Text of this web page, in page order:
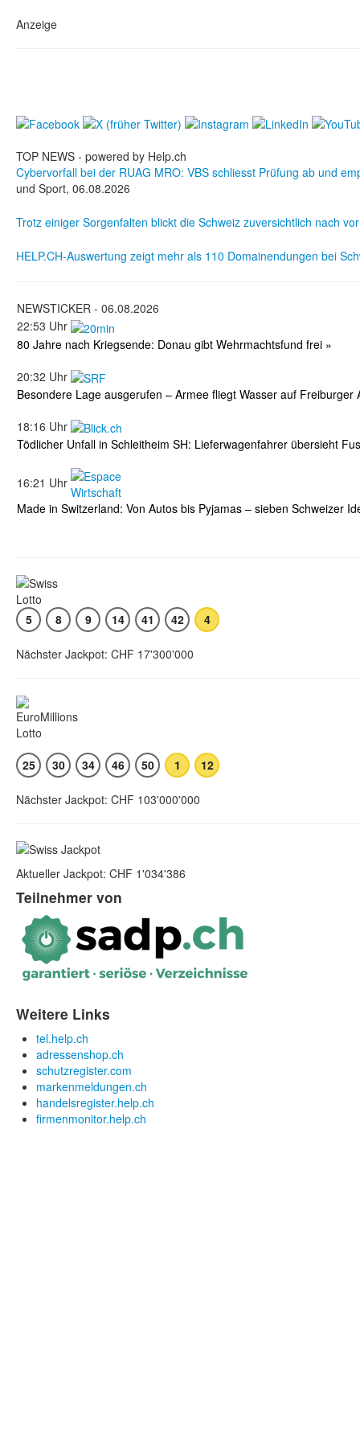
Anzeige
TOP NEWS - powered by Help.ch
Cybervorfall bei der RUAG MRO: VBS schliesst Prüfung ab und
und Sport, 06.08.2026
Trotz einiger Sorgenfalten blickt die Schweiz zuversichtlich nach
HELP.CH-Auswertung zeigt mehr als 110 Domainendungen bei
NEWSTICKER - 06.08.2026
22:53 Uhr
80 Jahre nach Kriegsende: Donau gibt Wehrmachtsfund frei »
20:32 Uhr
Besondere Lage ausgerufen – Armee fliegt Wasser auf Freiburger
18:16 Uhr
Tödlicher Unfall in Schleitheim SH: Lieferwagenfahrer übersieht
16:21 Uhr
Made in Switzerland: Von Autos bis Pyjamas – sieben Schweizer
5 8 9 14 41 42 4
Nächster Jackpot: CHF 17'300'000
25 30 34 46 50 1 12
Nächster Jackpot: CHF 103'000'000
Aktueller Jackpot: CHF 1'034'386
Teilnehmer von
Weitere Links
tel.help.ch
adressenshop.ch
schutzregister.com
markenmeldungen.ch
handelsregister.help.ch
firmenmonitor.help.ch